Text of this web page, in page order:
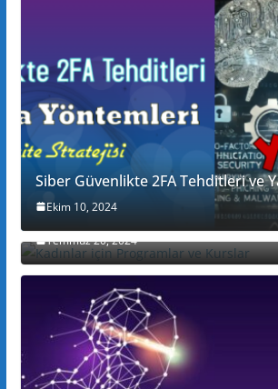
Siber Güvenlikte 2FA Tehditleri ve
Ekim 10, 2024
Kadınlar için Programlar ve Kurslar
Temmuz 20, 2024